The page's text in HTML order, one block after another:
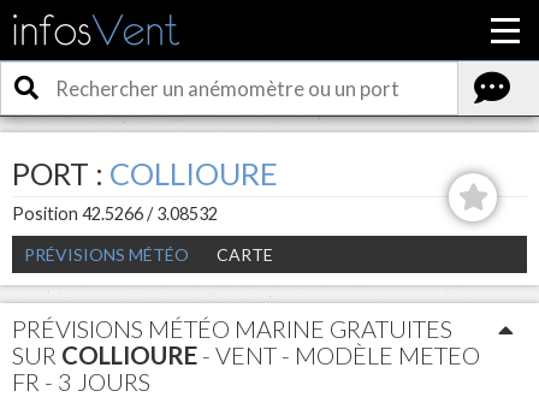
PORT : COLLIOURE
Position 42.5266 / 3.08532
PRÉVISIONS MÉTÉO
CARTE
PRÉVISIONS MÉTÉO MARINE GRATUITES
SUR COLLIOURE - VENT - MODÈLE METEO
FR - 3 JOURS